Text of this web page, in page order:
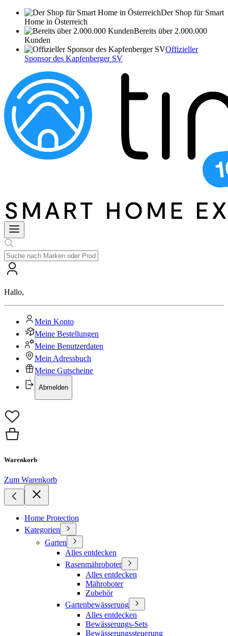
Der Shop für Smart
Home in Österreich
Bereits über 2.000.000
Kunden
Offizieller
Sponsor des Kapfenberger SV
Hallo,
Mein Konto
Meine Bestellungen
Meine Benutzerdaten
Mein Adressbuch
Meine Gutscheine
Abmelden
Warenkorb
Zum Warenkorb
Home Protection
Kategorien
Garten
Alles entdecken
Rasenmähroboter
Alles entdecken
Mähroboter
Zubehör
Gartenbewässerung
Alles entdecken
Bewässerungs-Sets
Bewässerungssteuerung